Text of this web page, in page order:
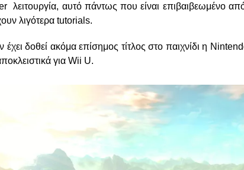
λειτουργία, αυτό πάντως που είναι επιβαιβεωμένο
λιγότερα tutorials.
έχει δοθεί ακόμα επίσημος τίτλος στο παιχνίδι η
για Wii U.